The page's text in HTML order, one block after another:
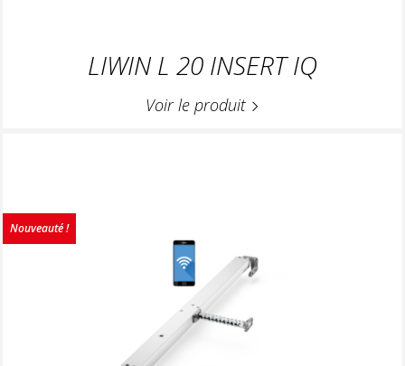
LIWIN L 20 INSERT IQ
Voir le produit
Nouveauté !